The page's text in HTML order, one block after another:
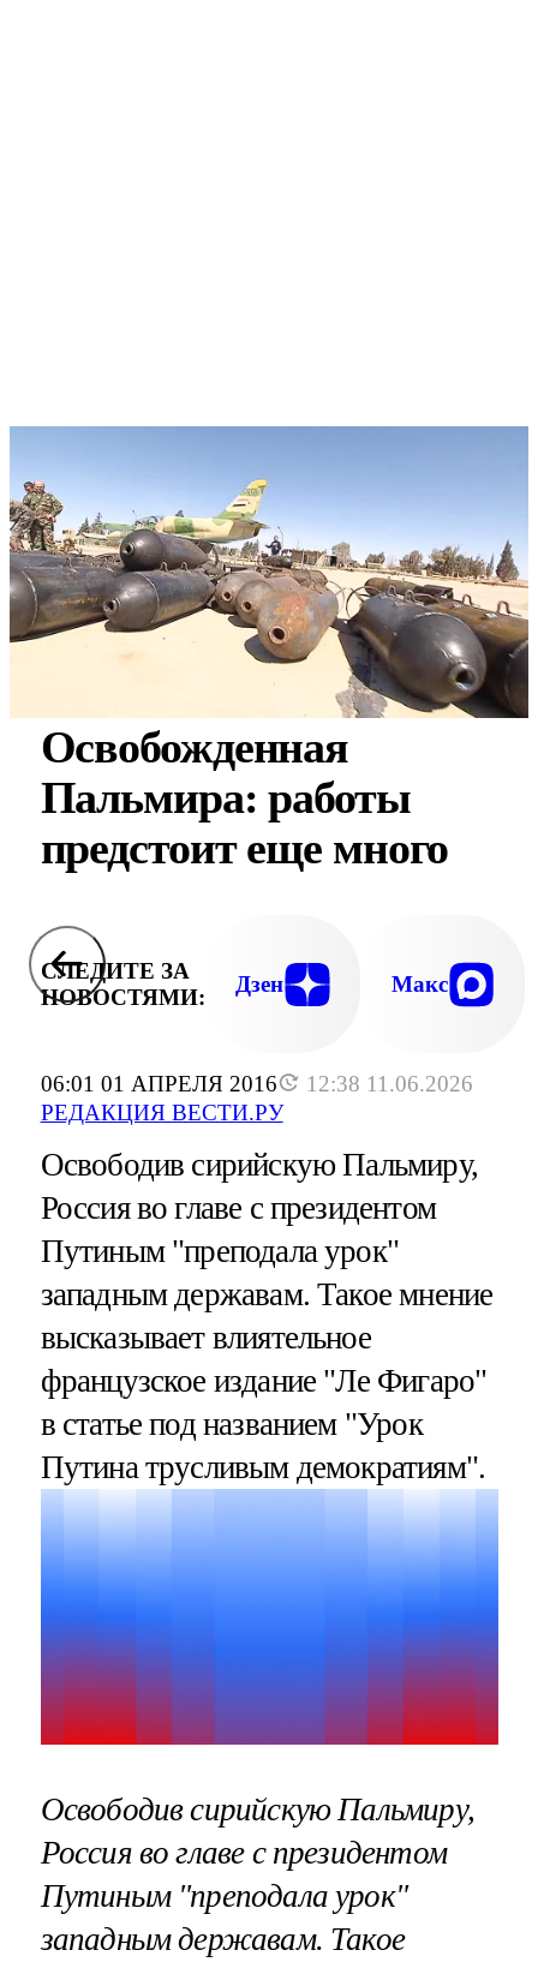
06:01 01 АПРЕЛЯ 2016
12:38 11.06.2026
РЕДАКЦИЯ ВЕСТИ.РУ
Освобожденная
Пальмира: работы
предстоит еще много
СЛЕДИТЕ ЗА
НОВОСТЯМИ:
Дзен Макс
Освободив сирийскую Пальмиру,
Россия во главе с президентом
Путиным "преподала урок"
западным державам. Такое мнение
высказывает влиятельное
французское издание "Ле Фигаро"
в статье под названием "Урок
Путина трусливым демократиям".
Освободив сирийскую Пальмиру,
Россия во главе с президентом
Путиным "преподала урок"
западным державам. Такое